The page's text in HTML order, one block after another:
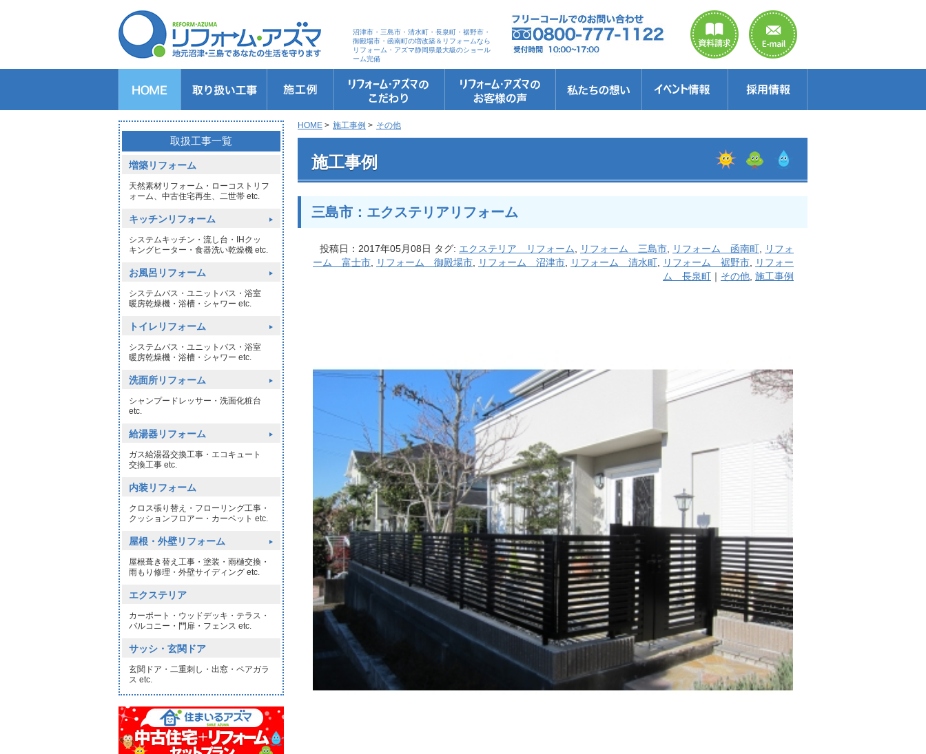
沼津市・三島市・清水町・長泉町・裾野市・
御殿場市・函南町の増改築＆リフォームなら
リフォーム・アズマ静岡県最大級のショール
ーム完備
キッチンのリフォーム
バスルームのリフォーム
トイレのリフォーム
洗面所のリフォーム
給湯器交換
窓リフォーム
玄関リフォーム
1DAYリフォーム
外壁・屋根塗装 リフォーム・アズマのこだわり
お客さまへの5つのお約束
リフォームの流れ
リフォームQ&A
安心保証
リフォームローン相談
HOME > 施工事例 > その他
> 三島市：エクステリアリフォーム
施工事例
三島市：エクステリアリフォーム
投稿日：2017年05月08日 タグ: エクステリア リフォーム リフォーム 三島市 リフォーム 函南町
リフォ
ーム 富士市
リフォーム 御殿場市 リフォーム 沼津市 リフォーム 清水町 リフォーム 裾野市
リフォー
ム 長泉町 ｜ その他 施工事例
取扱工事一覧
増築リフォーム
天然素材リフォーム・ローコストリフ
ォーム、中古住宅再生、二世帯 etc.
キッチンリフォーム
システムキッチン・流し台・IHクッ
キングヒーター・食器洗い乾燥機 etc.
お風呂リフォーム
システムバス・ユニットバス・浴室
暖房乾燥機・浴槽・シャワー etc.
トイレリフォーム
システムバス・ユニットバス・浴室
暖房乾燥機・浴槽・シャワー etc.
洗面所リフォーム
シャンプードレッサー・洗面化粧台
etc.
給湯器リフォーム
ガス給湯器交換工事・エコキュート
交換工事 etc.
内装リフォーム
クロス張り替え・フローリング工事・
クッションフロアー・カーペット etc.
屋根・外壁リフォーム
屋根葺き替え工事・塗装・雨樋交換・
雨もり修理・外壁サイディング etc.
エクステリア
カーポート・ウッドデッキ・テラス・
バルコニー・門扉・フェンス etc.
サッシ・玄関ドア
玄関ドア・二重刺し・出窓・ペアガラ
ス etc.